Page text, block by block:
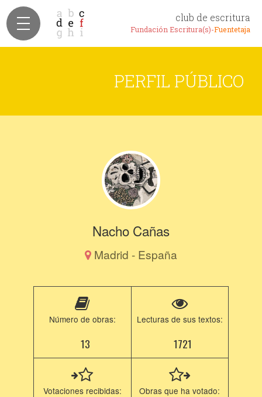
club de escritura
Fundación Escritura(s)-Fuentetaja
PERFIL PÚBLICO
Nacho Cañas
Madrid - España
Número de obras:
13
Lecturas de sus textos:
1721
Votaciones recibidas: Obras que ha votado: